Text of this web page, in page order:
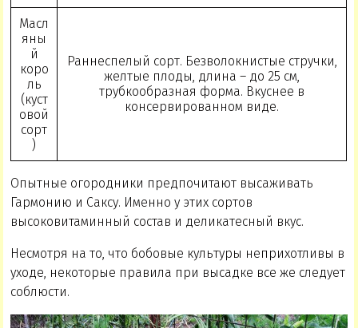
Масл
яны
й
коро
ль
(куст
овой
сорт
)
Раннеспелый сорт. Безволокнистые стручки,
желтые плоды, длина – до 25 см,
трубкообразная форма. Вкуснее в
консервированном виде.
Опытные огородники предпочитают высаживать
Гармонию и Саксу. Именно у этих сортов
высоковитаминный состав и деликатесный вкус.
Несмотря на то, что бобовые культуры неприхотливы в
уходе, некоторые правила при высадке все же следует
соблюсти.